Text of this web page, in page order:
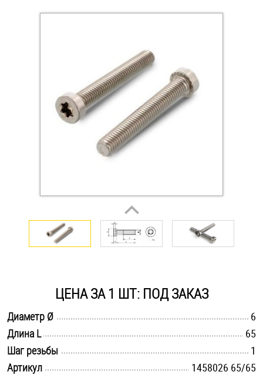
Крюки, кольца с метрической резьбой
Крюки, кольца с шурупной резьбой
Пробки
Стопорные кольца
Такелаж
Хомуты
ЦЕНА ЗА 1 ШТ: ПОД ЗАКАЗ
Диаметр Ø
6
Длина L
65
Шаг резьбы
1
Артикул
1458026 65/65